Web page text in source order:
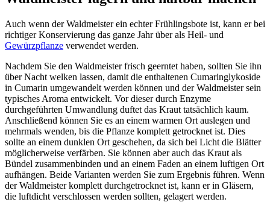
Auch wenn der Waldmeister ein echter Frühlingsbote ist, kann er bei
richtiger Konservierung das ganze Jahr über als Heil- und
Gewürzpflanze verwendet werden.
Nachdem Sie den Waldmeister frisch geerntet haben, sollten Sie ihn
über Nacht welken lassen, damit die enthaltenen Cumaringlykoside
in Cumarin umgewandelt werden können und der Waldmeister sein
typisches Aroma entwickelt. Vor dieser durch Enzyme
durchgeführten Umwandlung duftet das Kraut tatsächlich kaum.
Anschließend können Sie es an einem warmen Ort auslegen und
mehrmals wenden, bis die Pflanze komplett getrocknet ist. Dies
sollte an einem dunklen Ort geschehen, da sich bei Licht die Blätter
möglicherweise verfärben. Sie können aber auch das Kraut als
Bündel zusammenbinden und an einem Faden an einem luftigen Ort
aufhängen. Beide Varianten werden Sie zum Ergebnis führen. Wenn
der Waldmeister komplett durchgetrocknet ist, kann er in Gläsern,
die luftdicht verschlossen werden sollten, gelagert werden.